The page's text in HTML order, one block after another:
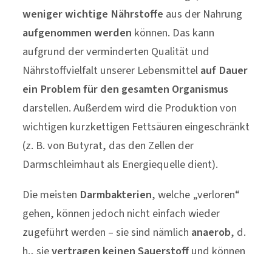
ein Problem für den gesamten Organismus
darstellen. Außerdem wird die Produktion von
wichtigen kurzkettigen Fettsäuren eingeschränkt
(z. B. von Butyrat, das den Zellen der
Die meistenDarmbakterien, welche „verloren“
gehen, können jedoch nicht einfach wieder
zugeführt werden – sie sind nämlichanaerob
h., sievertragen keinen Sauerstoffund können
Probiotikums eingenommen werden. Jedoch ist
es möglich, für wichtige Bakterien im Darm eine
Lebensgrundlage
zu schaffen, indem man ihnen